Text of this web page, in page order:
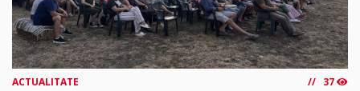
ACTUALITATE 37